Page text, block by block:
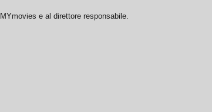
e al direttore responsabile.